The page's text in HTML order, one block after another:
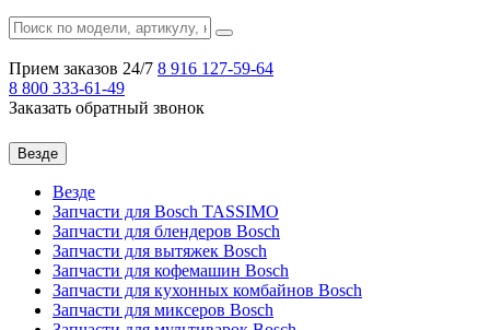
Прием заказов 24/7 8 916 127-59-64
8 800 333-61-49
Заказать обратный звонок
Везде
Везде
Запчасти для Bosch TASSIMO
Запчасти для блендеров Bosch
Запчасти для вытяжек Bosch
Запчасти для кофемашин Bosch
Запчасти для кухонных комбайнов Bosch
Запчасти для миксеров Bosch